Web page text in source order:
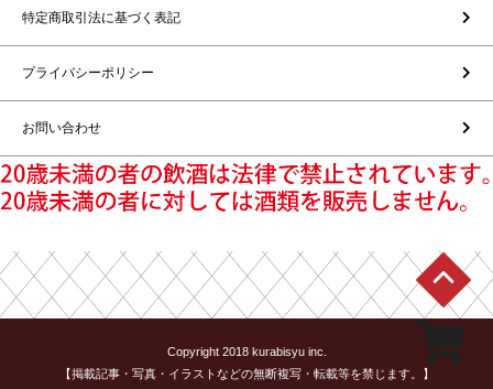
特定商取引法に基づく表記
プライバシーポリシー
お問い合わせ
Copyright 2018 kurabisyu inc.
【掲載記事・写真・イラストなどの無断複写・転載等を禁じます。】